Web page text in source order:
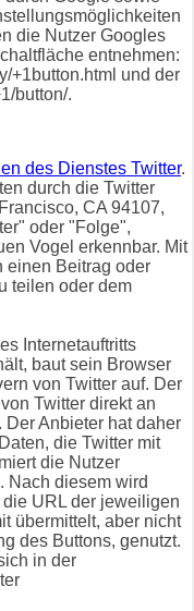
die Nutzer Googles
entnehmen:
+1button.html und der
button/.
des Dienstes Twitter.
durch die Twitter
CA 94107,
oder "Folge",
Vogel erkennbar. Mit
einen Beitrag oder
teilen oder dem
Internetauftritts
baut sein Browser
von Twitter auf. Der
Twitter direkt an
Anbieter hat daher
die Twitter mit
die Nutzer
Nach diesem wird
URL der jeweiligen
übermittelt, aber nicht
des Buttons, genutzt.
in der